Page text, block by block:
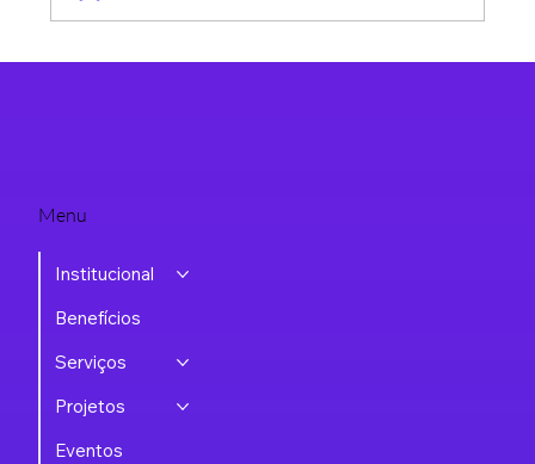
Menu
Institucional
Benefícios
Serviços
Projetos
Eventos